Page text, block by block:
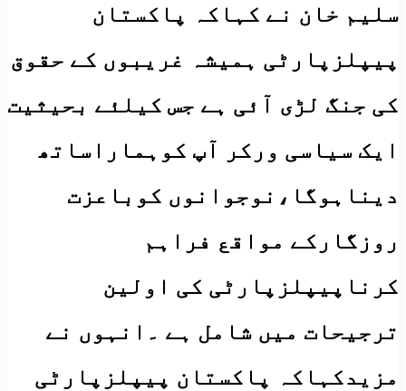
سلیم خان نے کہاکہ پاکستان
پیپلزپارٹی ہمیشہ غریبوں کے حقوق
کی جنگ لڑی آئی ہے جس کیلئے بحیثیت
ایک سیاسی ورکر آپ کوہماراساتھ
دیناہوگا،نوجوانوں کوباعزت
روزگارکے مواقع فراہم
کرناپیپلزپارٹی کی اولین
ترجیحات میں شامل ہے ۔انہوں نے
مزیدکہاکہ پاکستان پیپلزپارٹی